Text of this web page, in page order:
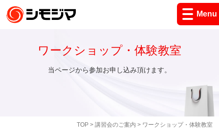
Menu
TOP> 講習会のご案内 > ワークショップ・体験教室
ワークショップ・体験教室
当ページから参加お申し込み頂けます。